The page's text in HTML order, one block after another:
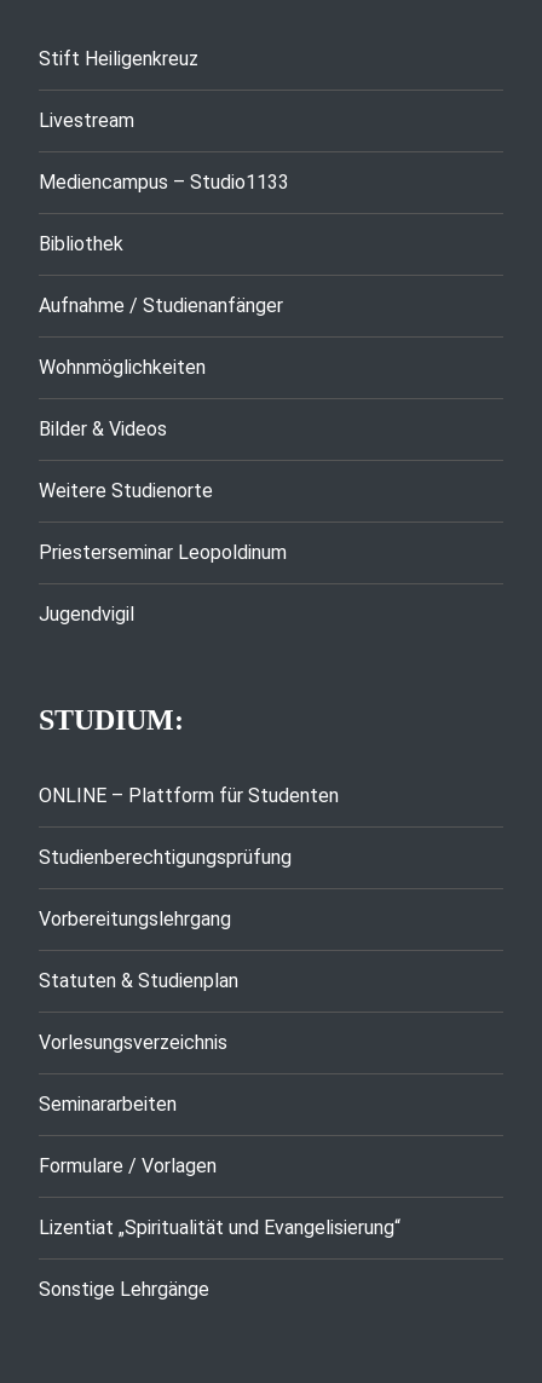
Stift Heiligenkreuz
Livestream
Mediencampus – Studio1133
Bibliothek
Aufnahme / Studienanfänger
Wohnmöglichkeiten
Bilder & Videos
Weitere Studienorte
Priesterseminar Leopoldinum
Jugendvigil
STUDIUM:
ONLINE – Plattform für Studenten
Studienberechtigungsprüfung
Vorbereitungslehrgang
Statuten & Studienplan
Vorlesungsverzeichnis
Seminararbeiten
Formulare / Vorlagen
Lizentiat „Spiritualität und Evangelisierung“
Sonstige Lehrgänge